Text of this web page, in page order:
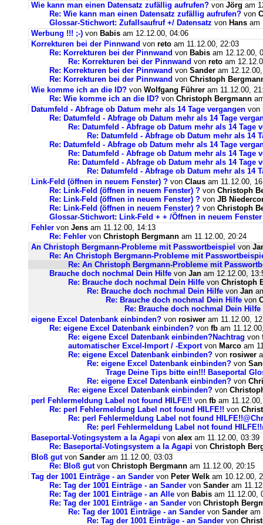
Wie kann man einen Datensatz zufällig aufrufen? von Jörg am
Re: Wie kann man einen Datensatz zufällig aufrufen? von
Glossar-Stichwort: Zufallsaufruf +/ Datensatz von Hans am
Werbung !!! ;-) von Babis am 12.12.00, 04:06
Korrekturen bei der Pinnwand von reto am 11.12.00, 22:03
Re: Korrekturen bei der Pinnwand von Babis am 12.12.00,
Re: Korrekturen bei der Pinnwand von reto am
Re: Korrekturen bei der Pinnwand von Sander am
Re: Korrekturen bei der Pinnwand von Christoph
Wie komme ich an die ID? von Wolfgang Führer am 11.12.00,
Re: Wie komme ich an die ID? von Christoph Bergmann
Datumfeld - Abfrage ob Datum mehr als 14 Tage vergangen von
Re: Datumfeld - Abfrage ob Datum mehr als 14 Tage
Re: Datumfeld - Abfrage ob Datum mehr als 14 Tage
Re: Datumfeld - Abfrage ob Datum mehr als 14
Re: Datumfeld - Abfrage ob Datum mehr als 14 Tage
Re: Datumfeld - Abfrage ob Datum mehr als 14 Tage
Re: Datumfeld - Abfrage ob Datum mehr als 14 Tage
Re: Datumfeld - Abfrage ob Datum mehr als 14
Link-Feld (öffnen in neuem Fenster) ? von Claus am 11.12.00,
Re: Link-Feld (öffnen in neuem Fenster) ? von Christoph
Re: Link-Feld (öffnen in neuem Fenster) ? von JB
Re: Link-Feld (öffnen in neuem Fenster) ? von Christoph
Glossar-Stichwort: Link-Feld + + /Öffnen in neuem Fenster
Fehler von Jens am 11.12.00, 14:13
Re: Fehler von Christoph Bergmann am 11.12.00, 20:24
An Christoph Bergmann-Probleme mit Passwortbeispiel von
Re: An Christoph Bergmann-Probleme mit
Re: An Christoph Bergmann-Probleme mit
Brauche doch nochmal Dein Hilfe von Jan am 12.12.00,
Re: Brauche doch nochmal Dein Hilfe von Christoph
Re: Brauche doch nochmal Dein Hilfe von Jan
Re: Brauche doch nochmal Dein Hilfe von
Re: Brauche doch nochmal Dein Hilfe
eigene Excel Datenbank einbinden? von rosiwer am 11.12.00,
Re: eigene Excel Datenbank einbinden? von fb am
Re: eigene Excel Datenbank einbinden?Nachtrag von
automatischer Excel-Import / -Exportvon Marco am
Re: eigene Excel Datenbank einbinden? von rosiwer
Re: eigene Excel Datenbank einbinden? von
Trage Deine Tips bitte ein!!! Baseportal
Re: eigene Excel Datenbank einbinden? von
Re: eigene Excel Datenbank einbinden? von
perl Fehlermeldung Label not found HILFE!! von fb am
Re: perl Fehlermeldung Label not found HILFE!! von
Re: perl Fehlermeldung Label not found
Re: perl Fehlermeldung Label not found
Baseportal-Votingsystem a la Agapi von alex am 11.12.00, 03:39
Re: Baseportal-Votingsystem a la Agapi von Christoph
Bloß gutvon Sander am 11.12.00, 03:03
Re: Bloß gutvon Christoph Bergmann am 11.12.00, 20:15
Tag der 1001 Einträge - an Sander von Peter Welk am 10.12.00,
Re: Tag der 1001 Einträge - an Sander von Sander am
Re: Tag der 1001 Einträge - an Alle von Babis am 11.12.00,
Re: Tag der 1001 Einträge - an Sander von Christoph
Re: Tag der 1001 Einträge - an Sander von Sander am
Re: Tag der 1001 Einträge - an Sander von